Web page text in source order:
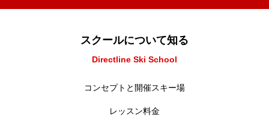
スクールについて知る
Directline Ski School
コンセプトと開催スキー場
レッスン料金